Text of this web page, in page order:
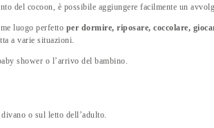
del cocoon, è possibile aggiungere facilmente un
luogo perfetto per dormire, riposare, coccolare,
a varie situazioni.
shower o l’arrivo del bambino.
o sul letto dell’adulto.